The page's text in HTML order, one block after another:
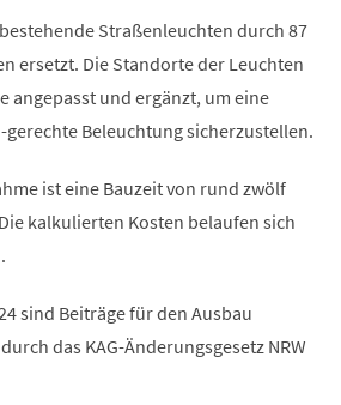
Straßenleuchten durch 87
ersetzt. Die Standorte der Leuchten
angepasst und ergänzt, um eine
gerechte Beleuchtung sicherzustellen.
ist eine Bauzeit von rund zwölf
kalkulierten Kosten belaufen sich
sind Beiträge für den Ausbau
das KAG-Änderungsgesetz NRW